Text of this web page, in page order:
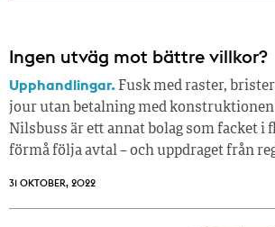
Ingen utväg mot bättre villkor?
Upphandlingar. Fusk med raster,
jour utan betalning med konstruktionen
Nilsbuss är ett annat bolag som facket i
förmå följa avtal – och uppdraget från
31 OKTOBER, 2022